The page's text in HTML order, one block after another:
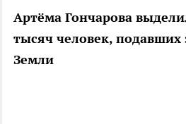
Артёма Гончарова
тысяч человек, подавших
Земли